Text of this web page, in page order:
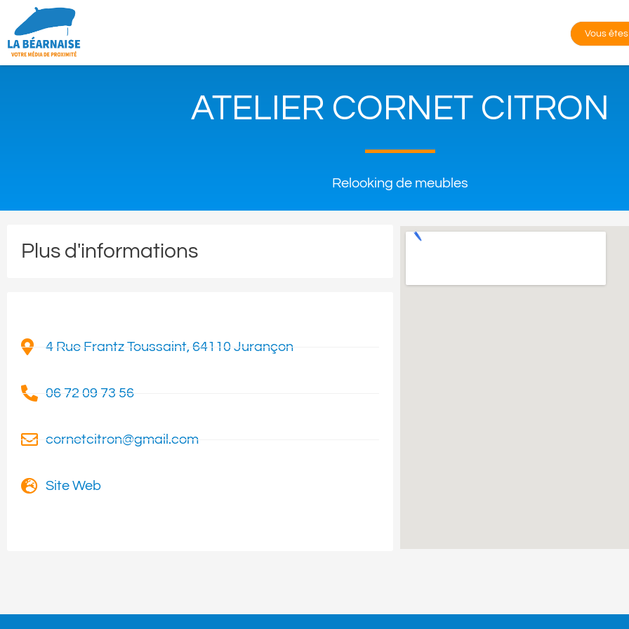
Vous
ATELIER CORNET CITRON
Relooking de meubles
Plus d'informations
4 Rue Frantz Toussaint, 64110 Jurançon
06 72 09 73 56
cornetcitron@gmail.com
Site Web